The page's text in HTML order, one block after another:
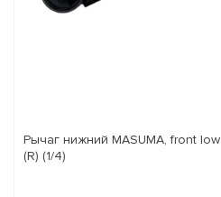
Рычаг нижний MASUMA, front low HYUNDAI SONATA 10-14
(R) (1/4)